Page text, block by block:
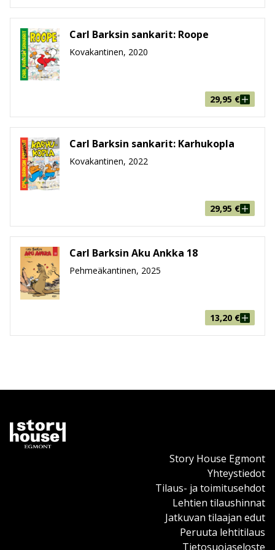
Carl Barksin sankarit: Roope
Kovakantinen, 2020
29,95 €
Carl Barksin sankarit: Karhukopla
Kovakantinen, 2022
29,95 €
Carl Barksin Aku Ankka 18
Pehmeäkantinen, 2025
13,20 €
Story House Egmont
Yhteystiedot
Tilaus- ja toimitusehdot
Lehtien tilaushinnat
Jatkuvan tilaajan edut
Peruuta lehtitilaus
Tietosuojaseloste